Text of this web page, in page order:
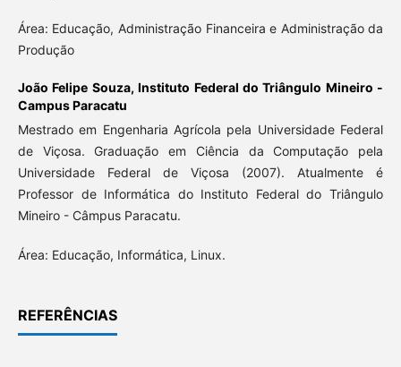
Área: Educação, Administração Financeira e Administração da
Produção
João Felipe Souza,Instituto Federal do Triângulo Mineiro -
Campus Paracatu
Mestrado em Engenharia Agrícola pela Universidade Federal
de Viçosa. Graduação em Ciência da Computação pela
Universidade Federal de Viçosa (2007). Atualmente é
Professor de Informática do Instituto Federal do Triângulo
Mineiro - Câmpus Paracatu.
Área: Educação, Informática, Linux.
REFERÊNCIAS